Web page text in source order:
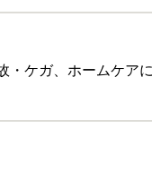
・ケガ、ホームケア